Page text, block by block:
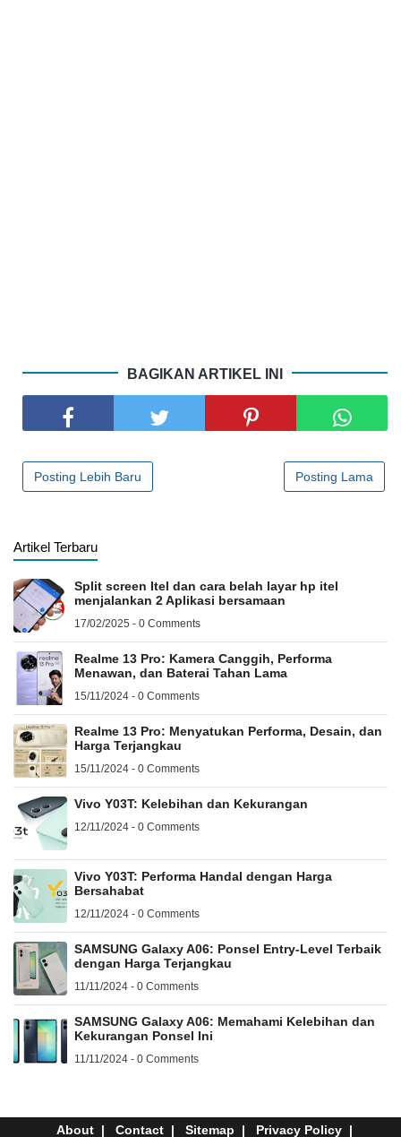
BAGIKAN ARTIKEL INI
Posting Lebih Baru Posting Lama
Artikel Terbaru
Split screen Itel dan cara belah layar hp itel
menjalankan 2 Aplikasi bersamaan
17/02/2025 - 0 Comments
Realme 13 Pro: Kamera Canggih, Performa
Menawan, dan Baterai Tahan Lama
15/11/2024 - 0 Comments
Realme 13 Pro: Menyatukan Performa, Desain, dan
Harga Terjangkau
15/11/2024 - 0 Comments
Vivo Y03T: Kelebihan dan Kekurangan
12/11/2024 - 0 Comments
Vivo Y03T: Performa Handal dengan Harga
Bersahabat
12/11/2024 - 0 Comments
SAMSUNG Galaxy A06: Ponsel Entry-Level Terbaik
dengan Harga Terjangkau
11/11/2024 - 0 Comments
SAMSUNG Galaxy A06: Memahami Kelebihan dan
Kekurangan Ponsel Ini
11/11/2024 - 0 Comments
About Contact Sitemap Privacy Policy